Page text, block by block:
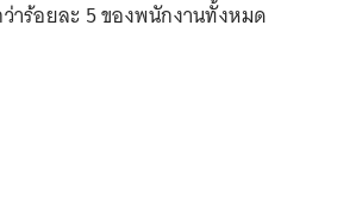
าร้อยละ 5 ของพนักงานทั้งหมด